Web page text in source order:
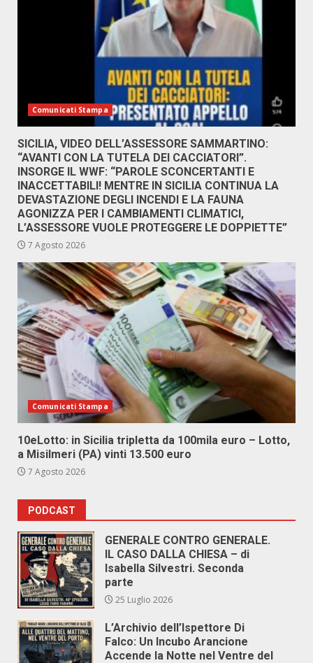
Comunicati Stampa
SICILIA, VIDEO DELL’ASSESSORE SAMMARTINO:
“AVANTI CON LA TUTELA DEI CACCIATORI”.
INSORGE IL WWF: “PAROLE SCONCERTANTI E
INACCETTABILI! MENTRE IN SICILIA CONTINUA LA
DEVASTAZIONE DEGLI INCENDI E LA FAUNA
AGONIZZA PER I CAMBIAMENTI CLIMATICI,
L’ASSESSORE VUOLE PROTEGGERE LE DOPPIETTE”
7 Agosto 2026
Comunicati Stampa
10eLotto: in Sicilia tripletta da 100mila euro – Lotto,
a Misilmeri (PA) vinti 13.500 euro
7 Agosto 2026
PODCAST
GENERALE CONTRO GENERALE.
IL CASO DALLA CHIESA – di
Isabella Silvestri. Seconda
parte
25 Luglio 2026
L’Archivio dell’Ispettore Di
Falco: Un Incubo Arancione
Accende la Notte nel Ventre del